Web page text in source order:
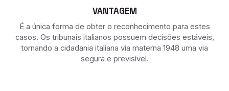
VANTAGEM
É a única forma de obter o reconhecimento para estes
casos. Os tribunais italianos possuem decisões estáveis,
tornando a cidadania italiana via materna 1948 uma via
segura e previsível.